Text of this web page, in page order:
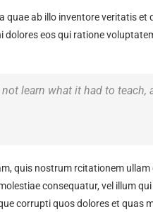
ab illo inventore veritatis et
eos qui ratione
learn what it had to teach,
quis nostrum rcitationem
consequatur, vel illum
corrupti quos dolores et quas